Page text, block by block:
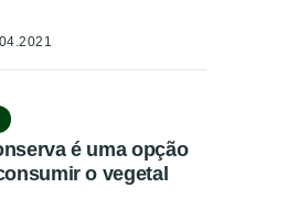
é uma opção
o vegetal